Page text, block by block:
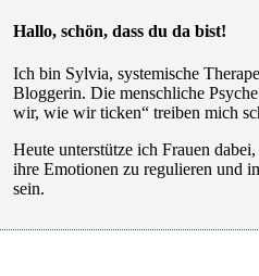
Hallo, schön, dass du da bist!
Ich bin Sylvia, systemische
Bloggerin. Die menschliche
wir, wie wir ticken“ treiben mich
Heute unterstütze ich Frauen
ihre Emotionen zu regulieren und
sein.